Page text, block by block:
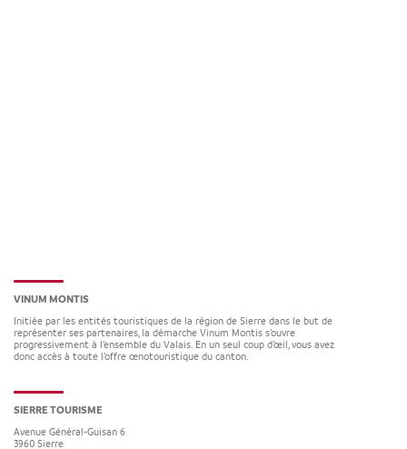
VINUM MONTIS
Initiée par les entités touristiques de la région de Sierre dans le but de
représenter ses partenaires, la démarche Vinum Montis s’ouvre
progressivement à l’ensemble du Valais. En un seul coup d’œil, vous avez
donc accès à toute l’offre œnotouristique du canton.
SIERRE TOURISME
Avenue Général-Guisan 6
3960 Sierre